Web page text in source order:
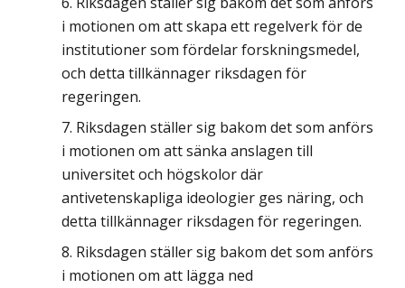
i motionen om att skapa ett regelverk för de
institutioner som fördelar forskningsmedel,
och detta tillkännager riksdagen för
regeringen.
Riksdagen ställer sig bakom det som anförs
i motionen om att sänka anslagen till
universitet och högskolor där
antivetenskapliga ideologier ges näring, och
detta tillkännager riksdagen för regeringen.
Riksdagen ställer sig bakom det som anförs
i motionen om att lägga ned